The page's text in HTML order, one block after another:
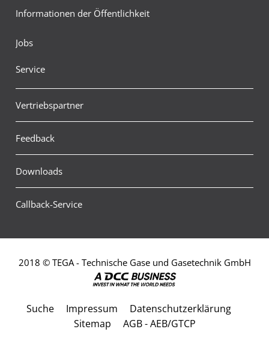
Informationen der Öffentlichkeit
Jobs
Service
Vertriebspartner
Feedback
Downloads
Callback-Service
2018 © TEGA - Technische Gase und Gasetechnik GmbH
Suche Impressum
Datenschutzerklärung
Sitemap
AGB - AEB/GTCP